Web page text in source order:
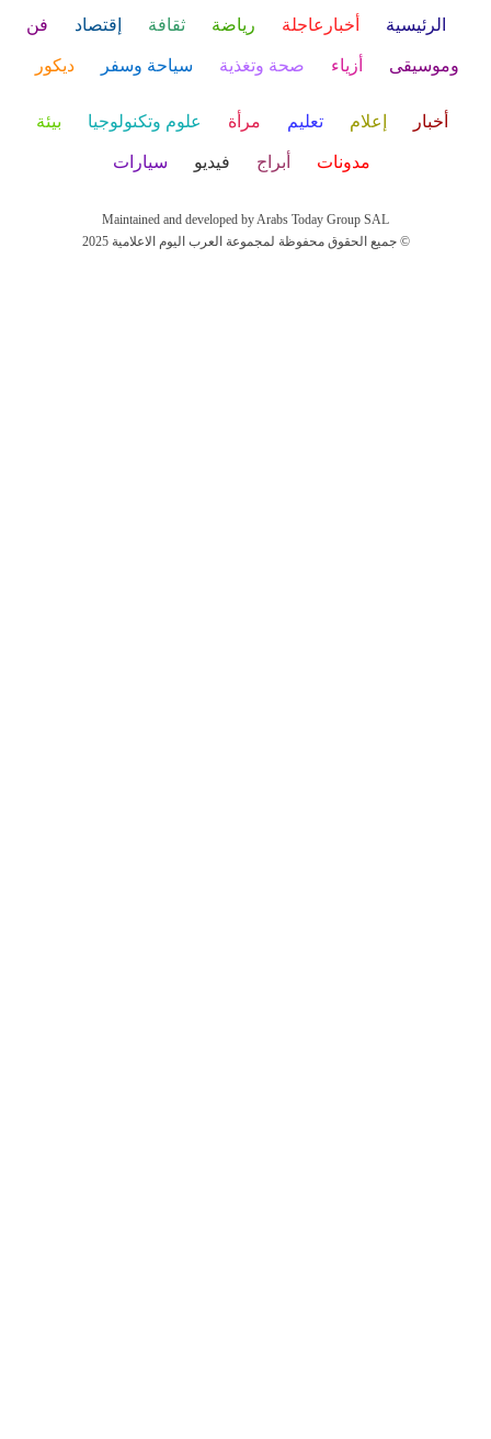
الرئيسية أخبارعاجلة رياضة ثقافة إقتصاد فن
وموسيقى أزياء صحة وتغذية سياحة وسفر ديكور
أخبار إعلام تعليم مرأة علوم وتكنولوجيا بيئة
مدونات أبراج فيديو سيارات
Maintained and developed by Arabs Today Group SAL
جميع الحقوق محفوظة لمجموعة العرب اليوم الاعلامية 2025 ©